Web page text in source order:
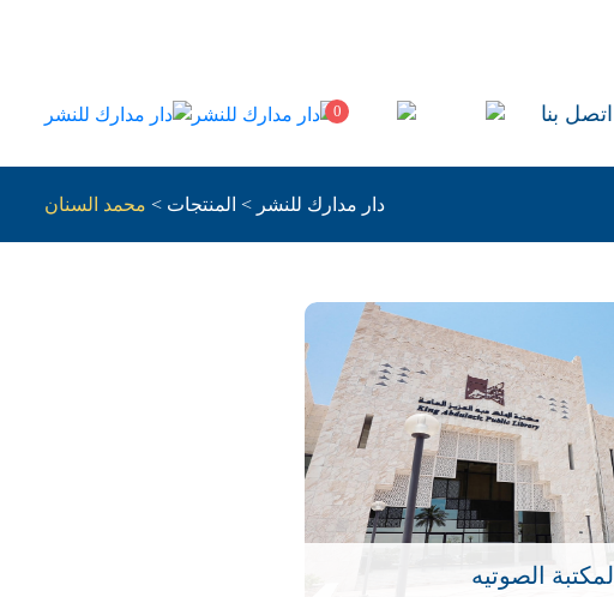
اتصل بنا 0
دار مدارك للنشر > المنتجات > محمد السنان
المكتبة الصوتيه